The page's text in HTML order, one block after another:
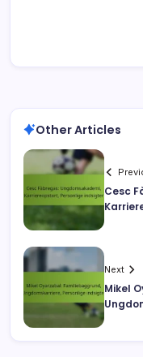
Other Articles
Cesc
Next
Mikel